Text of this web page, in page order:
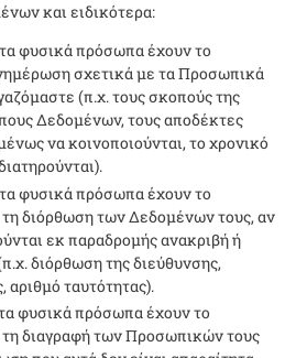
και ειδικότερα:
τα φυσικά πρόσωπα έχουν το
σχετικά με τα Προσωπικά
(π.χ. τους σκοπούς της
Δεδομένων, τους αποδέκτες
να κοινοποιούνται, το χρονικό
τα φυσικά πρόσωπα έχουν το
διόρθωση των Δεδομένων τους, αν
εκ παραδρομής ανακριβή ή
διόρθωση της διεύθυνσης,
αριθμό ταυτότητας).
φυσικά πρόσωπα έχουν το
διαγραφή των Προσωπικών τους